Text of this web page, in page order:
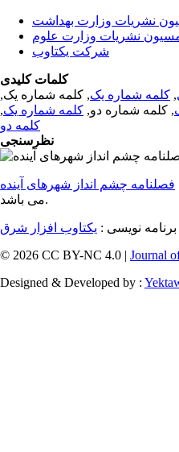
نشریات وزارت بهداشت
نشریات وزارت علوم
شرکت یکتاوب
کلمات کلیدی
, کلمه شماره یک, کلمه شماره یک,
, کلمه شماره دو, کلمه شماره یک,
کلمه دو
نظرسنجی
فصلنامه چشم انداز شهرهای آینده
می باشد.
نویسی : یکتاوب افزار شرق
© 2026 CC BY-NC 4.0 | Journal
Designed & Developed by :